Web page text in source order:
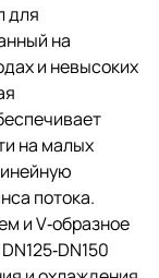
для
на
и невысоких
на малых
потока.
и V‑образное